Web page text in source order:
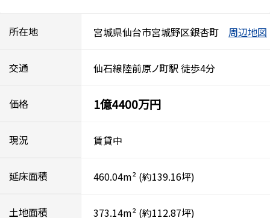
所在地 宮城県仙台市宮城野区銀杏町 周辺地図
交通 仙石線陸前原ノ町駅 徒歩4分
価格 1億4400万円
現況 賃貸中
延床面積 460.04m² (約139.16坪)
土地面積 373.14m² (約112.87坪)